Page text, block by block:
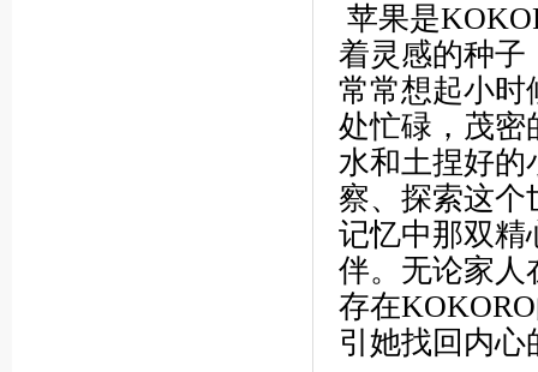
苹果是
着灵感的种子
常常想起小时
处忙碌，茂密
水和土捏好
察、探索这个
记忆中那双精
伴。无论家人
存在
引她找回内心